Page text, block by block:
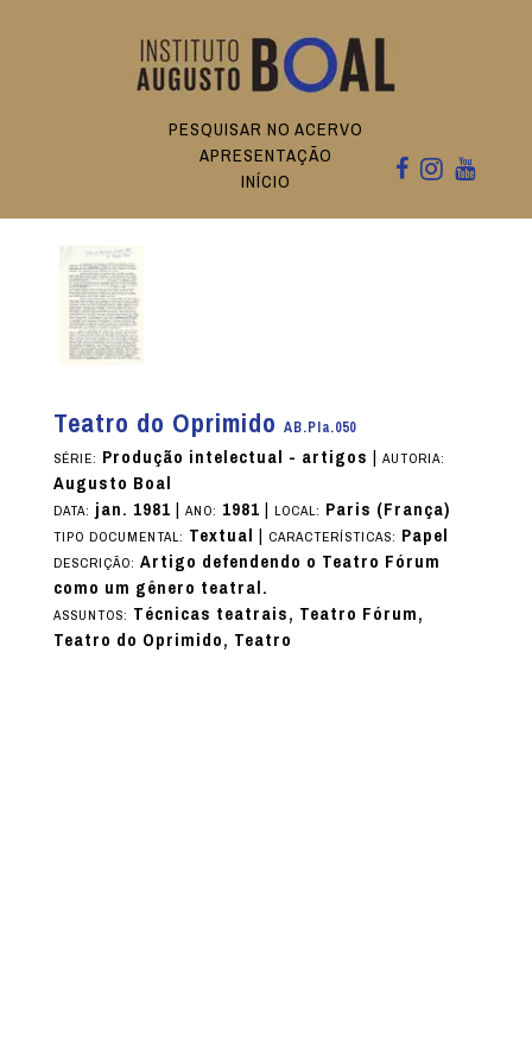
PESQUISAR NO ACERVO
APRESENTAÇÃO
INÍCIO
Teatro do Oprimido AB.PIa.050
SÉRIE: Produção intelectual - artigos | AUTORIA:
Augusto Boal
DATA:jan. 1981| ANO: 1981| LOCAL: Paris (França)
TIPO DOCUMENTAL: Textual | CARACTERÍSTICAS: Papel
DESCRIÇÃO: Artigo defendendo o Teatro Fórum
como um gênero teatral.
ASSUNTOS: Técnicas teatrais, Teatro Fórum,
Teatro do Oprimido, Teatro